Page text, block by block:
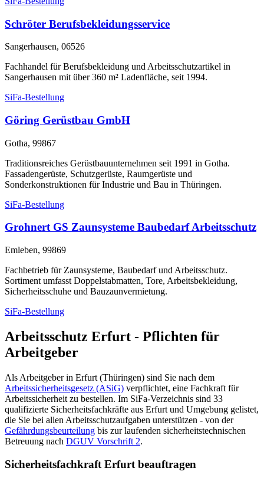
Schröter Berufsbekleidungsservice
Sangerhausen, 06526
Fachhandel für Berufsbekleidung und Arbeitsschutzartikel in
Sangerhausen mit über 360 m² Ladenfläche, seit 1994.
SiFa-Bestellung
Göring Gerüstbau GmbH
Gotha, 99867
Traditionsreiches Gerüstbauunternehmen seit 1991 in Gotha.
Fassadengerüste, Schutzgerüste, Raumgerüste und
Sonderkonstruktionen für Industrie und Bau in Thüringen.
SiFa-Bestellung
Grohnert GS Zaunsysteme Baubedarf Arbeitsschutz
Emleben, 99869
Fachbetrieb für Zaunsysteme, Baubedarf und Arbeitsschutz.
Sortiment umfasst Doppelstabmatten, Tore, Arbeitsbekleidung,
Sicherheitsschuhe und Bauzaunvermietung.
SiFa-Bestellung
Arbeitsschutz Erfurt - Pflichten für
Arbeitgeber
Als Arbeitgeber in Erfurt (Thüringen) sind Sie nach dem
Arbeitssicherheitsgesetz (ASiG) verpflichtet, eine Fachkraft für
Arbeitssicherheit zu bestellen. Im SiFa-Verzeichnis sind 33
qualifizierte Sicherheitsfachkräfte aus Erfurt und Umgebung gelistet,
die Sie bei allen Arbeitsschutzaufgaben unterstützen - von der
Gefährdungsbeurteilung bis zur laufenden sicherheitstechnischen
Betreuung nach DGUV Vorschrift 2.
Sicherheitsfachkraft Erfurt beauftragen